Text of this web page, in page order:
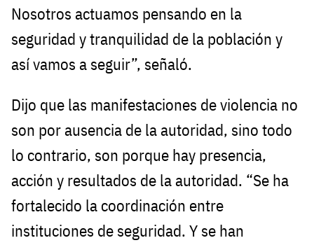
Nosotros actuamos pensando en la
seguridad y tranquilidad de la población y
así vamos a seguir”, señaló.
Dijo que las manifestaciones de violencia no
son por ausencia de la autoridad, sino todo
lo contrario, son porque hay presencia,
acción y resultados de la autoridad. “Se ha
fortalecido la coordinación entre
instituciones de seguridad. Y se han